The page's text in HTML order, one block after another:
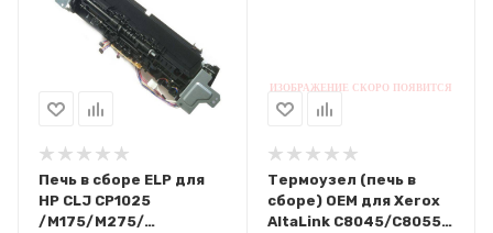
Печь в сборе ELP для
HP CLJ CP1025
/M175/M275/
Термоузел (печь в
сборе) OEM для Xerox
AltaLink C8045/C8055